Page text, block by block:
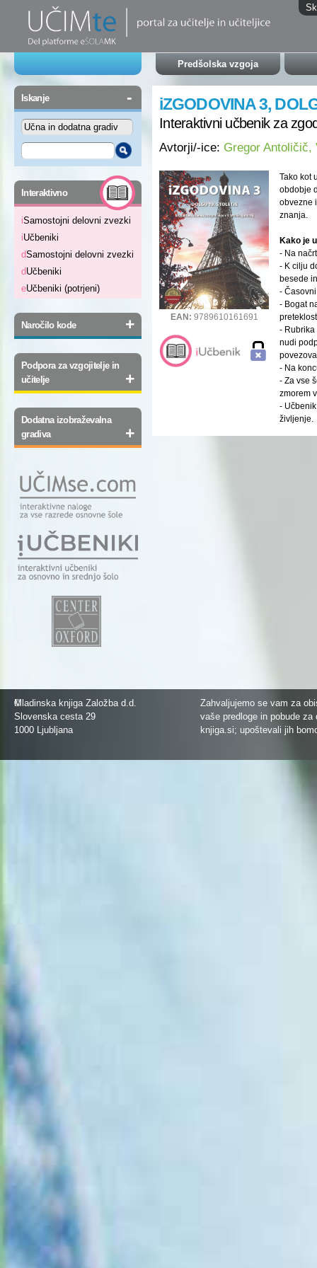
Predšolska vzgoja
Iskanje -
Interaktivno -
iSamostojni delovni zvezki
iUčbeniki
dSamostojni delovni zvezki
dUčbeniki
eUčbeniki (potrjeni)
Naročilo kode +
Podpora za vzgojitelje in
učitelje
+
Dodatna izobraževalna
gradiva
+
iZGODOVINA 3,
Interaktivni učbenik za
Avtorji/-ice: Gregor Antoličič,
EAN: 9789610161691
Tako kot
obdobje
obvezne
znanja.
Kako je
- Na
- K cilju
besede
-
- Bogat
-
nudi
- Na
- Za vse
zmorem
-
življenje.
©
Mladinska knjiga Založba d.d.
Slovenska cesta 29
1000 Ljubljana
Zahvaljujemo se vam za
vaše predloge in pobude
knjiga.si; upoštevali jih